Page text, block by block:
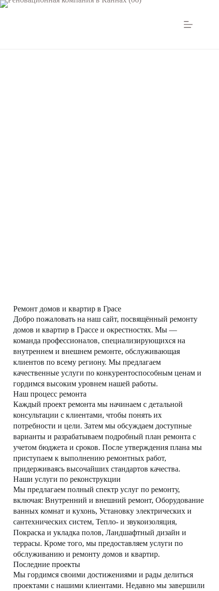
Ремонт домов и квартир в Грасе
Добро пожаловать на наш сайт, посвящённый ремонту
домов и квартир в Грассе и окрестностях. Мы —
команда профессионалов, специализирующихся на
внутреннем и внешнем ремонте, обслуживающая
клиентов по всему региону. Мы предлагаем
качественные услуги по конкурентоспособным ценам и
гордимся высоким уровнем нашей работы.
Наш процесс ремонта
Каждый проект ремонта мы начинаем с детальной
консультации с клиентами, чтобы понять их
потребности и цели. Затем мы обсуждаем доступные
варианты и разрабатываем подробный план ремонта с
учетом бюджета и сроков. После утверждения плана мы
приступаем к выполнению ремонтных работ,
придерживаясь высочайших стандартов качества.
Наши услуги по реконструкции
Мы предлагаем полный спектр услуг по ремонту,
включая: Внутренний и внешний ремонт, Оборудование
ванных комнат и кухонь, Установку электрических и
сантехнических систем, Тепло- и звукоизоляция,
Покраска и укладка полов, Ландшафтный дизайн и
террасы. Кроме того, мы предоставляем услуги по
обслуживанию и ремонту домов и квартир.
Последние проекты
Мы гордимся своими достижениями и рады делиться
проектами с нашими клиентами. Недавно мы завершили